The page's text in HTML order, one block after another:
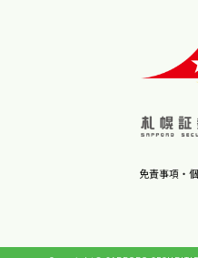
免責事項・